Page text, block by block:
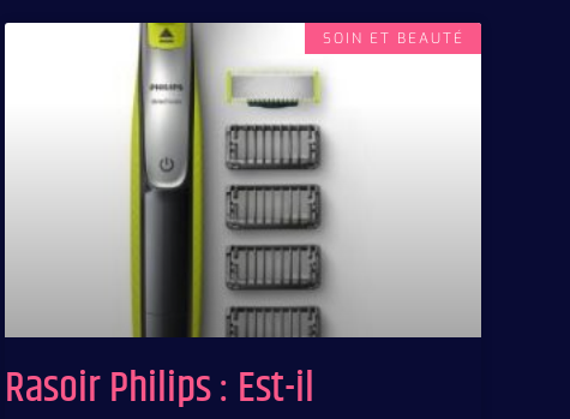
SOIN ET BEAUTÉ
Rasoir Philips : Est-il